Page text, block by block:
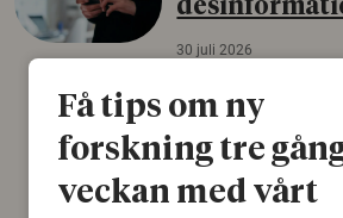
30 juli 2026
konspirationsteorier
för rysk
från
europeiska länder.
Få tips om ny
forskning tre
veckan med vårt